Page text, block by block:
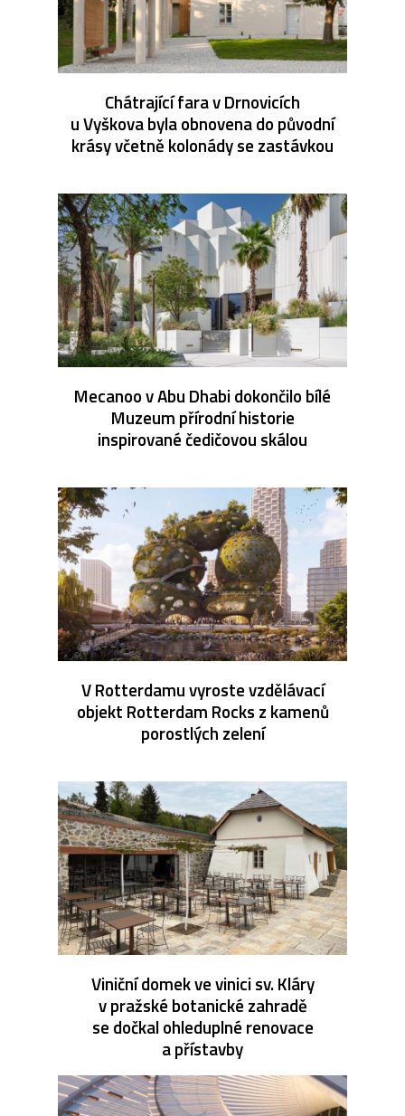
Chátrající fara v Drnovicích
u Vyškova byla obnovena do původní
krásy včetně kolonády se zastávkou
Mecanoo v Abu Dhabi dokončilo bílé
Muzeum přírodní historie
inspirované čedičovou skálou
V Rotterdamu vyroste vzdělávací
objekt Rotterdam Rocks z kamenů
porostlých zelení
Viniční domek ve vinici sv. Kláry
v pražské botanické zahradě
se dočkal ohleduplné renovace
a přístavby